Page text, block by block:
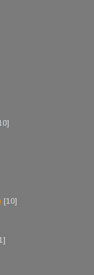
[10]